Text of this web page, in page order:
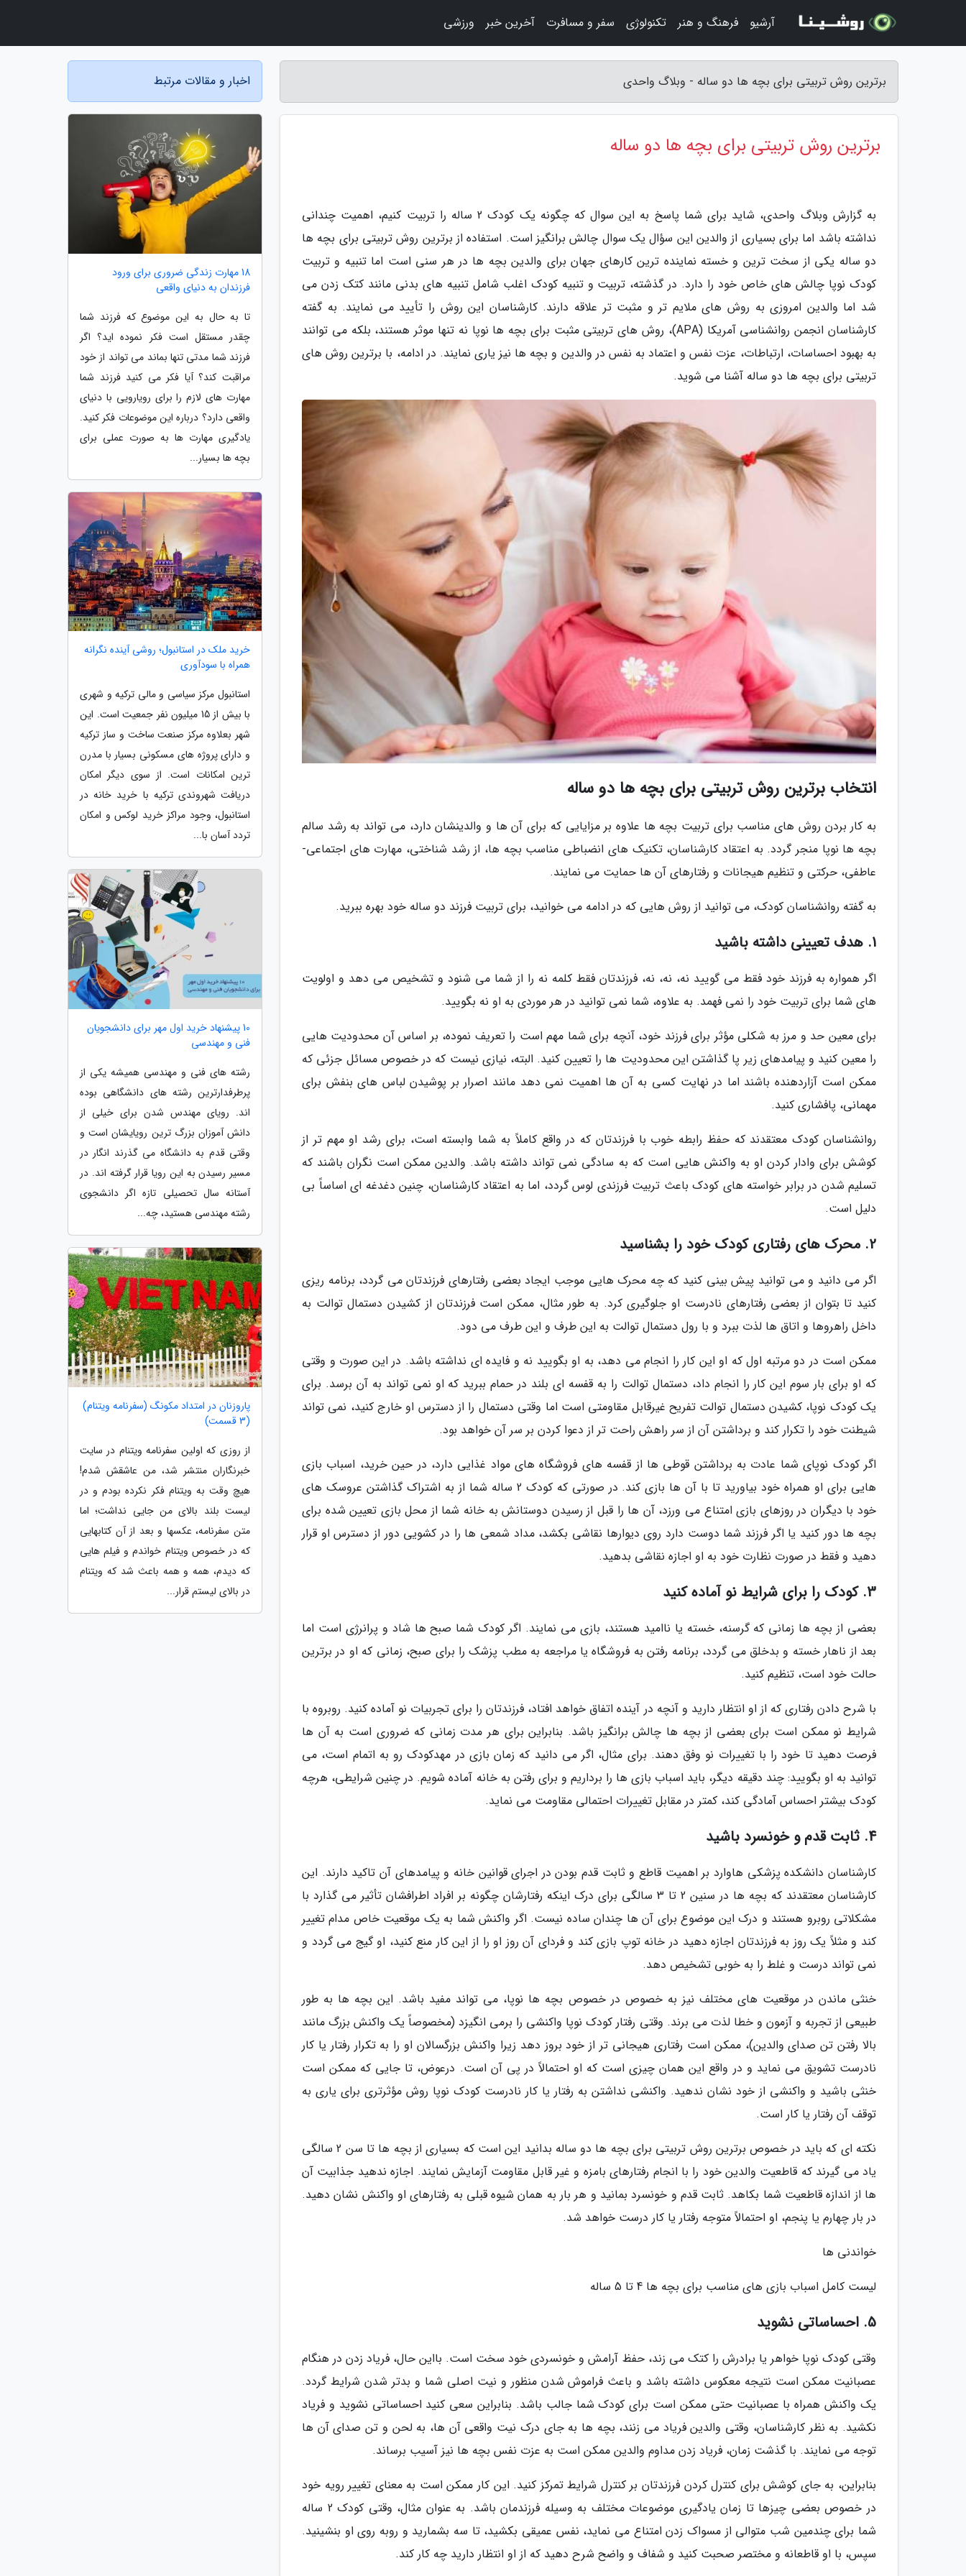
برترین روش تربیتی برای بچه ها دو ساله - وبلاگ واحدی
برترین روش تربیتی برای بچه ها دو ساله
به گزارش وبلاگ واحدی، شاید برای شما پاسخ به این سوال که چگونه یک کودک 2 ساله را تربیت کنیم، اهمیت چندانی
نداشته باشد اما برای بسیاری از والدین این سؤال یک سوال چالش برانگیز است. استفاده از برترین روش تربیتی برای بچه ها
دو ساله یکی از سخت ترین و خسته نماینده ترین کارهای جهان برای والدین بچه ها در هر سنی است اما تنبیه و تربیت
کودک نوپا چالش های خاص خود را دارد. در گذشته، تربیت و تنبیه کودک اغلب شامل تنبیه های بدنی مانند کتک زدن می
شد اما والدین امروزی به روش های ملایم تر و مثبت تر علاقه دارند. کارشناسان این روش را تأیید می نمایند. به گفته
کارشناسان انجمن روانشناسی آمریکا (APA)، روش های تربیتی مثبت برای بچه ها نوپا نه تنها موثر هستند، بلکه می توانند
به بهبود احساسات، ارتباطات، عزت نفس و اعتماد به نفس در والدین و بچه ها نیز یاری نمایند. در ادامه، با برترین روش های
تربیتی برای بچه ها دو ساله آشنا می شوید.
انتخاب برترین روش تربیتی برای بچه ها دو ساله
به کار بردن روش های مناسب برای تربیت بچه ها علاوه بر مزایایی که برای آن ها و والدینشان دارد، می تواند به رشد سالم
بچه ها نوپا منجر گردد. به اعتقاد کارشناسان، تکنیک های انضباطی مناسب بچه ها، از رشد شناختی، مهارت های اجتماعی-
عاطفی، حرکتی و تنظیم هیجانات و رفتارهای آن ها حمایت می نمایند.
به گفته روانشناسان کودک، می توانید از روش هایی که در ادامه می خوانید، برای تربیت فرزند دو ساله خود بهره ببرید.
1. هدف تعیینی داشته باشید
اگر همواره به فرزند خود فقط می گویید نه، نه، نه، فرزندتان فقط کلمه نه را از شما می شنود و تشخیص می دهد و اولویت
های شما برای تربیت خود را نمی فهمد. به علاوه، شما نمی توانید در هر موردی به او نه بگویید.
برای معین حد و مرز به شکلی مؤثر برای فرزند خود، آنچه برای شما مهم است را تعریف نموده، بر اساس آن محدودیت هایی
را معین کنید و پیامدهای زیر پا گذاشتن این محدودیت ها را تعیین کنید. البته، نیازی نیست که در خصوص مسائل جزئی که
ممکن است آزاردهنده باشند اما در نهایت کسی به آن ها اهمیت نمی دهد مانند اصرار بر پوشیدن لباس های بنفش برای
مهمانی، پافشاری کنید.
روانشناسان کودک معتقدند که حفظ رابطه خوب با فرزندتان که در واقع کاملاً به شما وابسته است، برای رشد او مهم تر از
کوشش برای وادار کردن او به واکنش هایی است که به سادگی نمی تواند داشته باشد. والدین ممکن است نگران باشند که
تسلیم شدن در برابر خواسته های کودک باعث تربیت فرزندی لوس گردد، اما به اعتقاد کارشناسان، چنین دغدغه ای اساساً بی
دلیل است.
2. محرک های رفتاری کودک خود را بشناسید
اگر می دانید و می توانید پیش بینی کنید که چه محرک هایی موجب ایجاد بعضی رفتارهای فرزندتان می گردد، برنامه ریزی
کنید تا بتوان از بعضی رفتارهای نادرست او جلوگیری کرد. به طور مثال، ممکن است فرزندتان از کشیدن دستمال توالت به
داخل راهروها و اتاق ها لذت ببرد و با رول دستمال توالت به این طرف و این طرف می دود.
ممکن است در دو مرتبه اول که او این کار را انجام می دهد، به او بگویید نه و فایده ای نداشته باشد. در این صورت و وقتی
که او برای بار سوم این کار را انجام داد، دستمال توالت را به قفسه ای بلند در حمام ببرید که او نمی تواند به آن برسد. برای
یک کودک نوپا، کشیدن دستمال توالت تفریح غیرقابل مقاومتی است اما وقتی دستمال را از دسترس او خارج کنید، نمی تواند
شیطنت خود را تکرار کند و برداشتن آن از سر راهش راحت تر از دعوا کردن بر سر آن خواهد بود.
اگر کودک نوپای شما عادت به برداشتن قوطی ها از قفسه های فروشگاه های مواد غذایی دارد، در حین خرید، اسباب بازی
هایی برای او همراه خود بیاورید تا با آن ها بازی کند. در صورتی که کودک 2 ساله شما از به اشتراک گذاشتن عروسک های
خود با دیگران در روزهای بازی امتناع می ورزد، آن ها را قبل از رسیدن دوستانش به خانه شما از محل بازی تعیین شده برای
بچه ها دور کنید یا اگر فرزند شما دوست دارد روی دیوارها نقاشی بکشد، مداد شمعی ها را در کشویی دور از دسترس او قرار
دهید و فقط در صورت نظارت خود به او اجازه نقاشی بدهید.
3. کودک را برای شرایط نو آماده کنید
بعضی از بچه ها زمانی که گرسنه، خسته یا ناامید هستند، بازی می نمایند. اگر کودک شما صبح ها شاد و پرانرژی است اما
بعد از ناهار خسته و بدخلق می گردد، برنامه رفتن به فروشگاه یا مراجعه به مطب پزشک را برای صبح، زمانی که او در برترین
حالت خود است، تنظیم کنید.
با شرح دادن رفتاری که از او انتظار دارید و آنچه در آینده اتفاق خواهد افتاد، فرزندتان را برای تجربیات نو آماده کنید. روبروه با
شرایط نو ممکن است برای بعضی از بچه ها چالش برانگیز باشد. بنابراین برای هر مدت زمانی که ضروری است به آن ها
فرصت دهید تا خود را با تغییرات نو وفق دهند. برای مثال، اگر می دانید که زمان بازی در مهدکودک رو به اتمام است، می
توانید به او بگویید: چند دقیقه دیگر، باید اسباب بازی ها را برداریم و برای رفتن به خانه آماده شویم. در چنین شرایطی، هرچه
کودک بیشتر احساس آمادگی کند، کمتر در مقابل تغییرات احتمالی مقاومت می نماید.
4. ثابت قدم و خونسرد باشید
کارشناسان دانشکده پزشکی هاوارد بر اهمیت قاطع و ثابت قدم بودن در اجرای قوانین خانه و پیامدهای آن تاکید دارند. این
کارشناسان معتقدند که بچه ها در سنین 2 تا 3 سالگی برای درک اینکه رفتارشان چگونه بر افراد اطرافشان تأثیر می گذارد با
مشکلاتی روبرو هستند و درک این موضوع برای آن ها چندان ساده نیست. اگر واکنش شما به یک موقعیت خاص مدام تغییر
کند و مثلاً یک روز به فرزندتان اجازه دهید در خانه توپ بازی کند و فردای آن روز او را از این کار منع کنید، او گیج می گردد و
نمی تواند درست و غلط را به خوبی تشخیص دهد.
خنثی ماندن در موقعیت های مختلف نیز به خصوص در خصوص بچه ها نوپا، می تواند مفید باشد. این بچه ها به طور
طبیعی از تجربه و آزمون و خطا لذت می برند. وقتی رفتار کودک نوپا واکنشی را برمی انگیزد (مخصوصاً یک واکنش بزرگ مانند
بالا رفتن تن صدای والدین)، ممکن است رفتاری هیجانی تر از خود بروز دهد زیرا واکنش بزرگسالان او را به تکرار رفتار یا کار
نادرست تشویق می نماید و در واقع این همان چیزی است که او احتمالاً در پی آن است. درعوض، تا جایی که ممکن است
خنثی باشید و واکنشی از خود نشان ندهید. واکنشی نداشتن به رفتار یا کار نادرست کودک نوپا روش مؤثرتری برای یاری به
توقف آن رفتار یا کار است.
نکته ای که باید در خصوص برترین روش تربیتی برای بچه ها دو ساله بدانید این است که بسیاری از بچه ها تا سن 2 سالگی
یاد می گیرند که قاطعیت والدین خود را با انجام رفتارهای بامزه و غیر قابل مقاومت آزمایش نمایند. اجازه ندهید جذابیت آن
ها از اندازه قاطعیت شما بکاهد. ثابت قدم و خونسرد بمانید و هر بار به همان شیوه قبلی به رفتارهای او واکنش نشان دهید.
در بار چهارم یا پنجم، او احتمالاً متوجه رفتار یا کار درست خواهد شد.
خواندنی ها
لیست کامل اسباب بازی های مناسب برای بچه ها 4 تا 5 ساله
5. احساساتی نشوید
وقتی کودک نوپا خواهر یا برادرش را کتک می زند، حفظ آرامش و خونسردی خود سخت است. بااین حال، فریاد زدن در هنگام
عصبانیت ممکن است نتیجه معکوس داشته باشد و باعث فراموش شدن منظور و نیت اصلی شما و بدتر شدن شرایط گردد.
یک واکنش همراه با عصبانیت حتی ممکن است برای کودک شما جالب باشد. بنابراین سعی کنید احساساتی نشوید و فریاد
نکشید. به نظر کارشناسان، وقتی والدین فریاد می زنند، بچه ها به جای درک نیت واقعی آن ها، به لحن و تن صدای آن ها
توجه می نمایند. با گذشت زمان، فریاد زدن مداوم والدین ممکن است به عزت نفس بچه ها نیز آسیب برساند.
بنابراین، به جای کوشش برای کنترل کردن فرزندتان بر کنترل شرایط تمرکز کنید. این کار ممکن است به معنای تغییر رویه خود
در خصوص بعضی چیزها تا زمان یادگیری موضوعات مختلف به وسیله فرزندمان باشد. به عنوان مثال، وقتی کودک 2 ساله
شما برای چندمین شب متوالی از مسواک زدن امتناع می نماید، نفس عمیقی بکشید، تا سه بشمارید و روبه روی او بنشینید.
سپس، با او قاطعانه و مختصر صحبت کنید و شفاف و واضح شرح دهید که از او انتظار دارید چه کار کند.
اخبار و مقالات مرتبط
18 مهارت زندگی ضروری برای ورود
فرزندان به دنیای واقعی
تا به حال به این موضوع که فرزند شما
چقدر مستقل است فکر نموده اید؟ اگر
فرزند شما مدتی تنها بماند می تواند از خود
مراقبت کند؟ آیا فکر می کنید فرزند شما
مهارت های لازم را برای رویارویی با دنیای
واقعی دارد؟ درباره این موضوعات فکر کنید.
یادگیری مهارت ها به صورت عملی برای
بچه ها بسیار...
خرید ملک در استانبول؛ روشی آینده نگرانه
همراه با سودآوری
استانبول مرکز سیاسی و مالی ترکیه و شهری
با بیش از 15 میلیون نفر جمعیت است. این
شهر بعلاوه مرکز صنعت ساخت و ساز ترکیه
و دارای پروژه های مسکونی بسیار با مدرن
ترین امکانات است. از سوی دیگر امکان
دریافت شهروندی ترکیه با خرید خانه در
استانبول، وجود مراکز خرید لوکس و امکان
تردد آسان با...
10 پیشنهاد خرید اول مهر برای دانشجویان
فنی و مهندسی
رشته های فنی و مهندسی همیشه یکی از
پرطرفدارترین رشته های دانشگاهی بوده
اند. رویای مهندس شدن برای خیلی از
دانش آموزان بزرگ ترین رویایشان است و
وقتی قدم به دانشگاه می گذرند انگار در
مسیر رسیدن به این رویا قرار گرفته اند. در
آستانه سال تحصیلی تازه اگر دانشجوی
رشته مهندسی هستید، چه...
پاروزنان در امتداد مکونگ (سفرنامه ویتنام)
(3 قسمت)
از روزی که اولین سفرنامه ویتنام در سایت
خبرنگاران منتشر شد، من عاشقش شدم!
هیچ وقت به ویتنام فکر نکرده بودم و در
لیست بلند بالای من جایی نداشت؛ اما
متن سفرنامه، عکسها و بعد از آن کتابهایی
که در خصوص ویتنام خواندم و فیلم هایی
که دیدم، همه و همه باعث شد که ویتنام
در بالای لیستم قرار...
آرشیو فرهنگ و هنر تکنولوژی سفر و مسافرت آخرین خبر ورزشی